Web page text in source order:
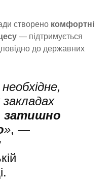
створено комфортні
— підтримується
до державних
затишно
», —